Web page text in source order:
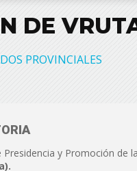
DE
PROVINCIALES
Presidencia y Promoción de